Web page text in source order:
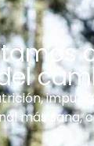
más sana,